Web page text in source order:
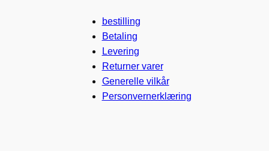
bestilling
Betaling
Levering
Returner varer
Generelle vilkår
Personvernerklæring